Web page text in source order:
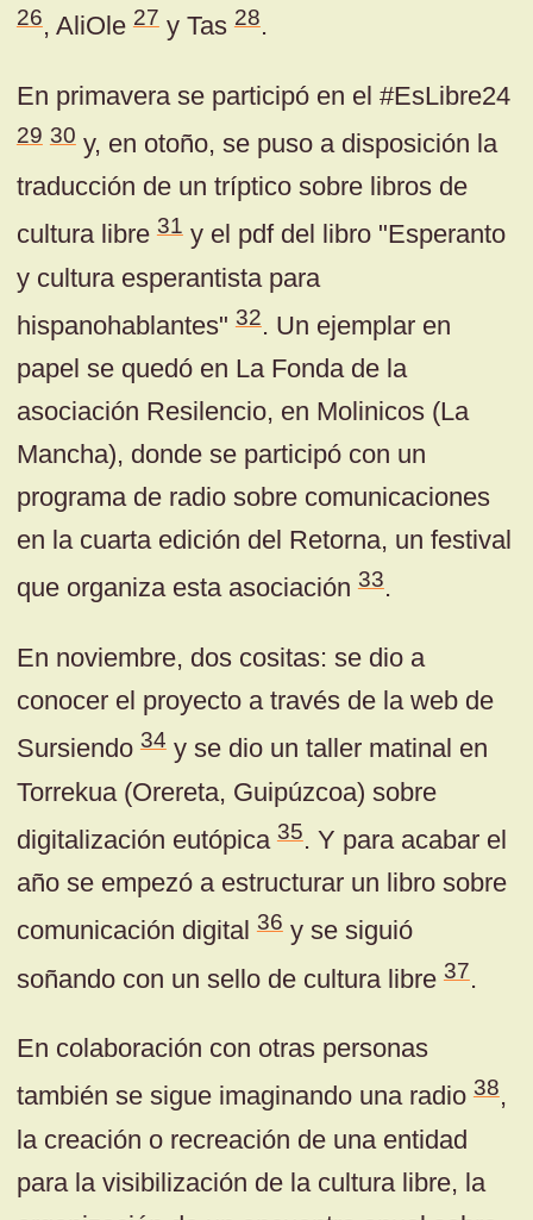
26, AliOle 27y Tas 28.
En primavera se participó en el #EsLibre24
29 30y, en otoño, se puso a disposición la
traducción de un tríptico sobre libros de
cultura libre 31y el pdf del libro "Esperanto
y cultura esperantista para
hispanohablantes" 32. Un ejemplar en
papel se quedó en La Fonda de la
asociación Resilencio, en Molinicos (La
Mancha), donde se participó con un
programa de radio sobre comunicaciones
en la cuarta edición del Retorna, un festival
que organiza esta asociación 33.
En noviembre, dos cositas: se dio a
conocer el proyecto a través de la web de
Sursiendo 34y se dio un taller matinal en
Torrekua (Orereta, Guipúzcoa) sobre
digitalización eutópica 35. Y para acabar el
año se empezó a estructurar un libro sobre
comunicación digital 36y se siguió
soñando con un sello de cultura libre 37.
En colaboración con otras personas
también se sigue imaginando una radio 38,
la creación o recreación de una entidad
para la visibilización de la cultura libre, la